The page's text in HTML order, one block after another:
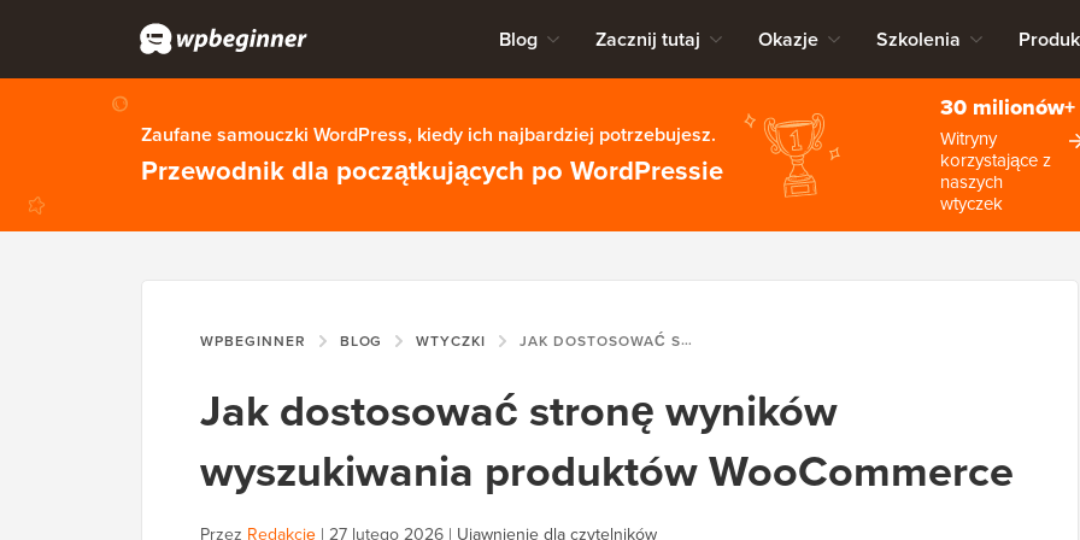
Blog Zacznij tutaj Okazje Szkolenia
Zaufane samouczki WordPress, kiedy ich najbardziej potrzebujesz.
Przewodnik dla początkujących po WordPressie
30 milionów+
Witryny
korzystające z
naszych
wtyczek
WPBEGINNER BLOG WTYCZKI JAK DOSTOSOWAĆ STRONĘ WYNIKÓW WYSZUKIWANIA PRODUKTÓW WOOCOMMERCE
Jak dostosować stronę wyników
wyszukiwania produktów WooCommerce
Przez Redakcję | 27 lutego 2026 | Ujawnienie dla czytelników